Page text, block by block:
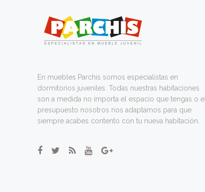
En muebles Parchis somos especialistas en
dormitorios juveniles. Todas nuestras habitaciones
son a medida no importa el espacio que tengas o el
presupuesto nosotros nos adaptamos para que
siempre acabes contento con tu nueva habitación.